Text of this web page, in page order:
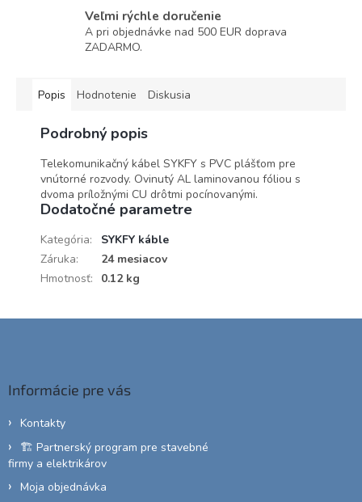
Veľmi rýchle doručenie
A pri objednávke nad 500 EUR doprava
ZADARMO.
Popis Hodnotenie Diskusia
Podrobný popis
Telekomunikačný kábel SYKFY s PVC plášťom pre
vnútorné rozvody. Ovinutý AL laminovanou fóliou s
dvoma príložnými CU drôtmi pocínovanými.
Dodatočné parametre
Kategória:
SYKFY káble
Záruka:
24 mesiacov
Hmotnosť: 0.12 kg
Informácie pre vás
Kontakty
🏗️ Partnerský program pre stavebné
firmy a elektrikárov
Moja objednávka